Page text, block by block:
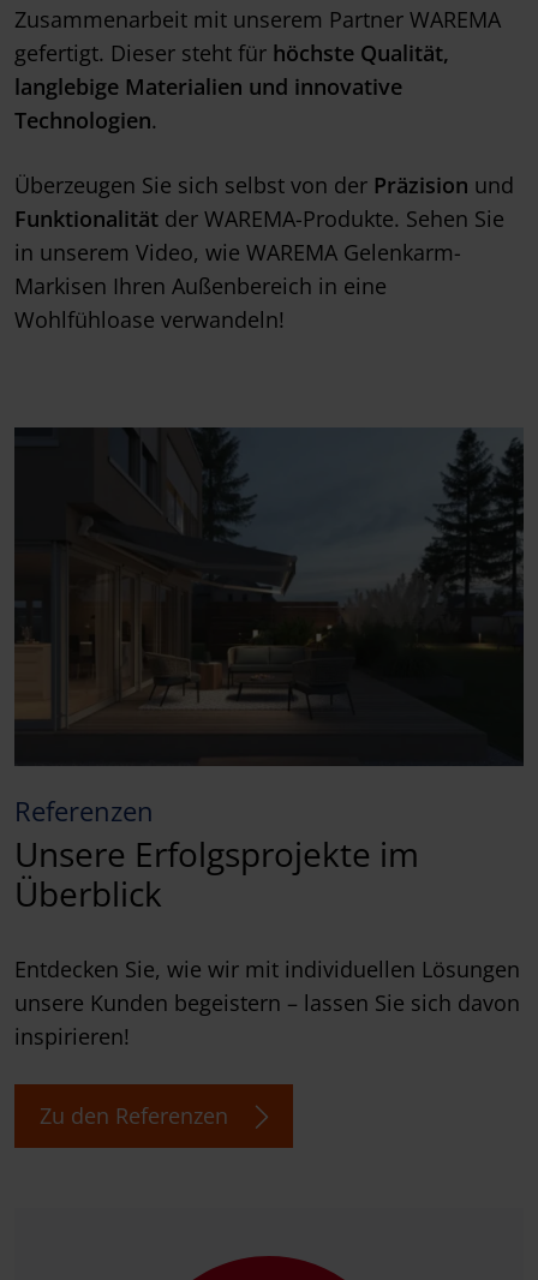
Zusammenarbeit mit unserem Partner WAREMA
gefertigt. Dieser steht für höchste Qualität,
langlebige Materialien und innovative
Technologien.
Überzeugen Sie sich selbst von der Präzision und
Funktionalität der WAREMA-Produkte. Sehen Sie
in unserem Video, wie WAREMA Gelenkarm-
Markisen Ihren Außenbereich in eine
Wohlfühloase verwandeln!
Referenzen
Unsere Erfolgsprojekte im
Überblick
Entdecken Sie, wie wir mit individuellen Lösungen
unsere Kunden begeistern – lassen Sie sich davon
inspirieren!
Zu den Referenzen